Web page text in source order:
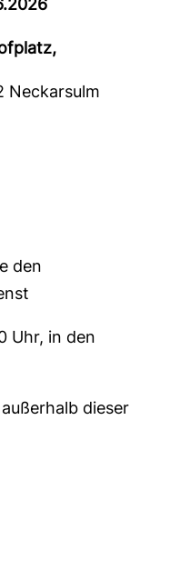
Neckarsulm
den
Uhr, in den
dieser